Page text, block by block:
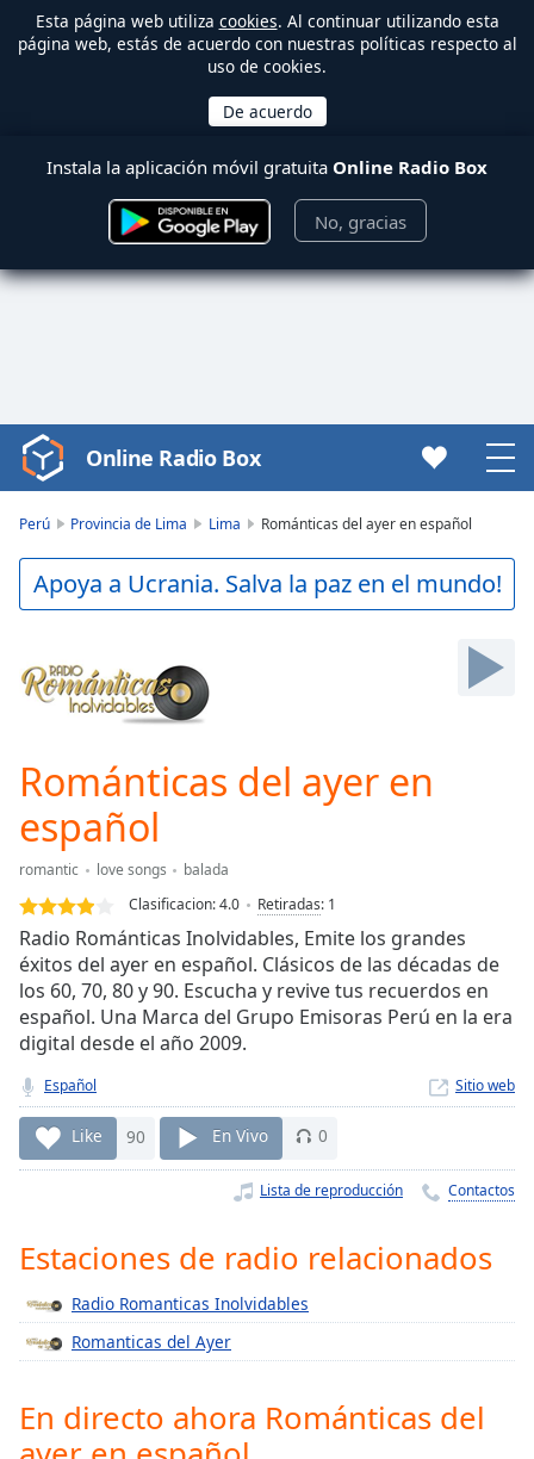
Esta página web utiliza cookies. Al continuar utilizando esta
página web, estás de acuerdo con nuestras políticas respecto al
uso de cookies.
Instala la aplicación móvil gratuita Online Radio Box
No, gracias
Video
Player
Play
Video
Backward
Skip
Current
Time0:00
Duration-:-
Loaded:
0.00%
Stream
TypeLIVE
Seek to
live,
currently
behind
liveLIVE
Remaining
Time-
1x
Chapters
Chapters
Descriptions
descriptions
off,
Online Radio Box
Perú Provincia de Lima Lima Románticas del ayer en español
Apoya a Ucrania. Salva la paz en el mundo!
Románticas del ayer en
español
romantic love songs
balada
Clasificacion:4.0 Retiradas: 1
Radio Románticas Inolvidables, Emite los grandes
éxitos del ayer en español. Clásicos de las décadas de
los 60, 70, 80 y 90. Escucha y revive tus recuerdos en
español. Una Marca del Grupo Emisoras Perú en la era
digital desde el año 2009.
Español Sitio web
Like 90 En Vivo 0
Lista de reproducción Contactos
Estaciones de radio relacionados
Radio Romanticas Inolvidables
Romanticas del Ayer
En directo ahora Románticas del